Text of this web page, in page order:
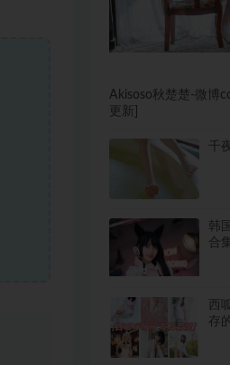
Akisoso秋楚楚-微博
更新]
千
韩
合
西
存